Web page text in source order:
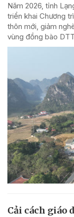
Năm 2026, tỉnh
triển khai Chương
thôn mới, giảm
vùng đồng bào
Cải cách giáo